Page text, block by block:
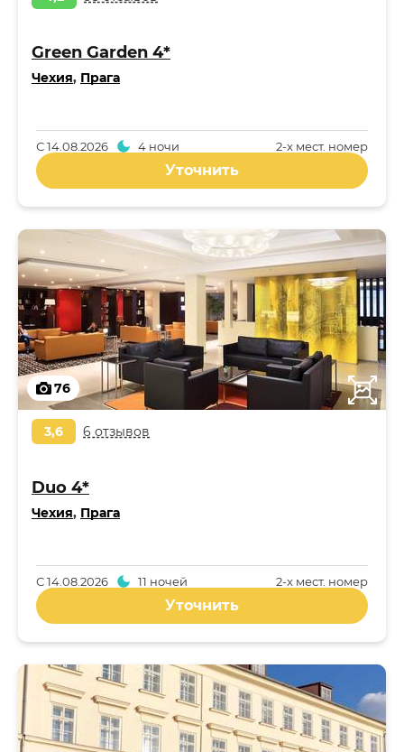
Green Garden 4*
Чехия, Прага
2-x мест. номер
С14.08.2026 4 ночи
Уточнить
76
3,6 6 отзывов
Duo 4*
Чехия, Прага
2-x мест. номер
С14.08.2026 11 ночей
Уточнить